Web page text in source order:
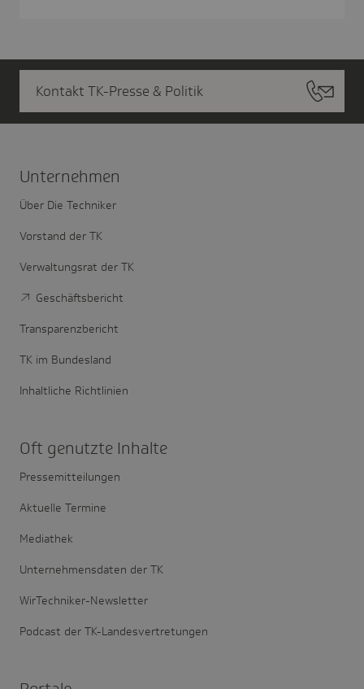
Kontakt TK-Presse & Politik
Unter­nehmen
Über Die Techniker
Vorstand der TK
Verwaltungsrat der TK
Geschäftsbericht
Transparenzbericht
TK im Bundesland
Inhaltliche Richtlinien
Oft genutzte Inhalte
Pressemitteilungen
Aktuelle Termine
Mediathek
Unternehmensdaten der TK
WirTechniker-Newsletter
Podcast der TK-Landesvertretungen